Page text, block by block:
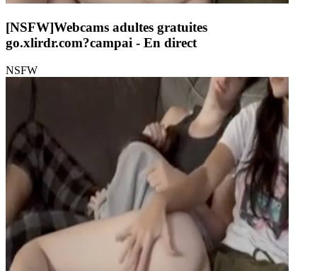
[NSFW]Webcams adultes gratuites
go.xlirdr.com?campai - En direct
NSFW